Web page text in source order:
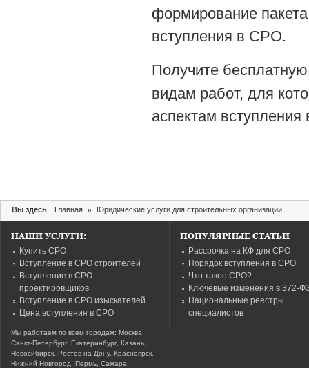
формирование
вступления в СРО.
Получите
видам работ, для
аспектам
Вы здесь Главная » Юридические услуги для строительных организаций
НАШИ УСЛУГИ:
Купить СРО
Вступление в СРО строителей
Вступление в СРО
проектировщиков
Вступление в СРО изыскателей
Цена вступления в СРО
Мы работаем по всем городам: Москва,
Санкт-Петербург, Екатеринбург, Казань,
Новосибирск, Ростов-на-Дону, Красноярск,
Нижний Новгород, Пермь, Самара,
ПОПУЛЯРНЫЕ СТАТЬИ
Рассрочка на КФ для СРО
Порядок вступления в СРО
Что такое СРО?
Ключевые изменения в 372-
Национальные реестры
специалистов